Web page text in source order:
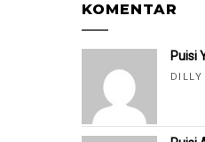
KOMENTAR
Puisi
DILLY